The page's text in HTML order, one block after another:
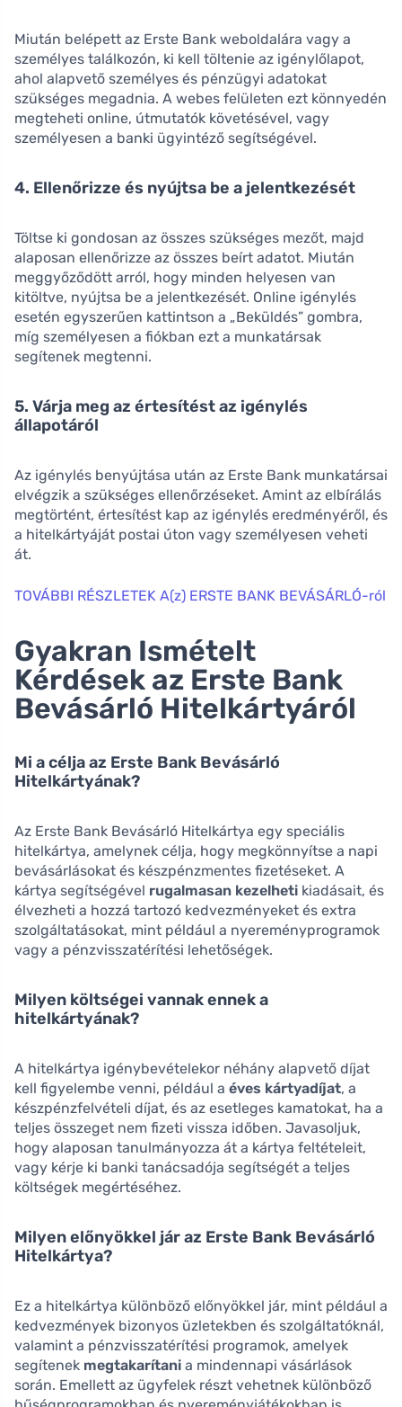
Miután belépett az Erste Bank weboldalára vagy a
személyes találkozón, ki kell töltenie az igénylőlapot,
ahol alapvető személyes és pénzügyi adatokat
szükséges megadnia. A webes felületen ezt könnyedén
megteheti online, útmutatók követésével, vagy
személyesen a banki ügyintéző segítségével.
4. Ellenőrizze és nyújtsa be a jelentkezését
Töltse ki gondosan az összes szükséges mezőt, majd
alaposan ellenőrizze az összes beírt adatot. Miután
meggyőződött arról, hogy minden helyesen van
kitöltve, nyújtsa be a jelentkezését. Online igénylés
esetén egyszerűen kattintson a „Beküldés” gombra,
míg személyesen a fiókban ezt a munkatársak
segítenek megtenni.
5. Várja meg az értesítést az igénylés
állapotáról
Az igénylés benyújtása után az Erste Bank munkatársai
elvégzik a szükséges ellenőrzéseket. Amint az elbírálás
megtörtént, értesítést kap az igénylés eredményéről, és
a hitelkártyáját postai úton vagy személyesen veheti
át.
TOVÁBBI RÉSZLETEK A(z) ERSTE BANK BEVÁSÁRLÓ-ról
Gyakran Ismételt
Kérdések az Erste Bank
Bevásárló Hitelkártyáról
Mi a célja az Erste Bank Bevásárló
Hitelkártyának?
Az Erste Bank Bevásárló Hitelkártya egy speciális
hitelkártya, amelynek célja, hogy megkönnyítse a napi
bevásárlásokat és készpénzmentes fizetéseket. A
kártya segítségével rugalmasan kezelheti kiadásait, és
élvezheti a hozzá tartozó kedvezményeket és extra
szolgáltatásokat, mint például a nyereményprogramok
vagy a pénzvisszatérítési lehetőségek.
Milyen költségei vannak ennek a
hitelkártyának?
A hitelkártya igénybevételekor néhány alapvető díjat
kell figyelembe venni, például a éves kártyadíjat, a
készpénzfelvételi díjat, és az esetleges kamatokat, ha a
teljes összeget nem fizeti vissza időben. Javasoljuk,
hogy alaposan tanulmányozza át a kártya feltételeit,
vagy kérje ki banki tanácsadója segítségét a teljes
költségek megértéséhez.
Milyen előnyökkel jár az Erste Bank Bevásárló
Hitelkártya?
Ez a hitelkártya különböző előnyökkel jár, mint például a
kedvezmények bizonyos üzletekben és szolgáltatóknál,
valamint a pénzvisszatérítési programok, amelyek
segítenek megtakarítani a mindennapi vásárlások
során. Emellett az ügyfelek részt vehetnek különböző